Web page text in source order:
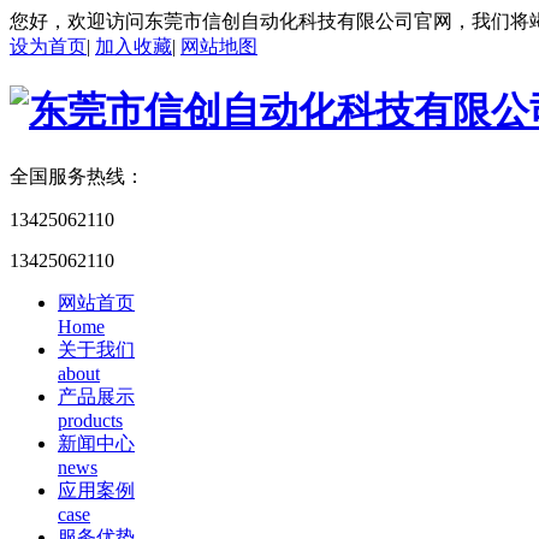
您好，欢迎访问东莞市信创自动化科技有限公司官网，我们将
设为首页| 加入收藏| 网站地图
全国服务热线：
13425062110
13425062110
网站首页
Home
关于我们
about
产品展示
products
新闻中心
news
应用案例
case